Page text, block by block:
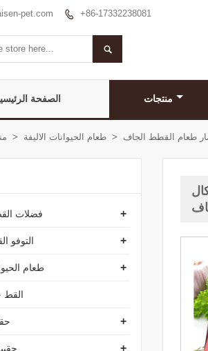
pet.com  +86-17332238081

الصفحة منتجات
> طعام الحيوانات الاليفة > طعام القطط الجاف
+ فضلات
+ التوفو
+ طعام
+
+